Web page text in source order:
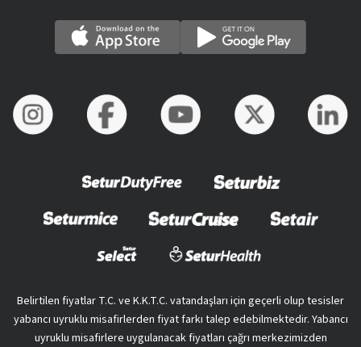
Belirtilen fiyatlar T.C. ve K.K.T.C. vatandaşları için geçerli olup tesisler
yabancı uyruklu misafirlerden fiyat farkı talep edebilmektedir. Yabancı
uyruklu misafirlere uygulanacak fiyatları çağrı merkezimizden